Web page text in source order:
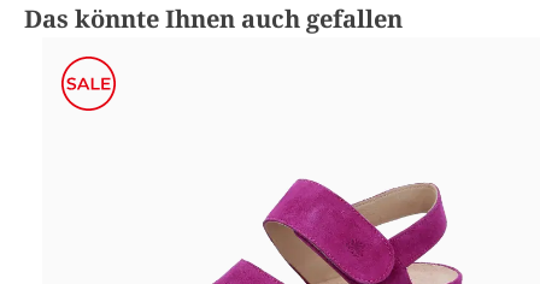
Produktgalerie überspringen
Das könnte Ihnen auch gefallen